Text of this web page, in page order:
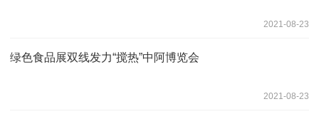
2021-08-23
绿色食品展双线发力“搅热”中阿博览会
2021-08-23